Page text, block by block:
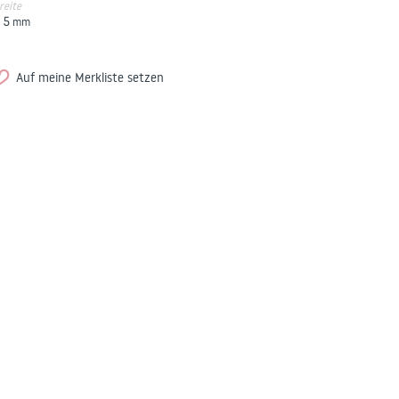
5 mm
Auf meine Merkliste setzen